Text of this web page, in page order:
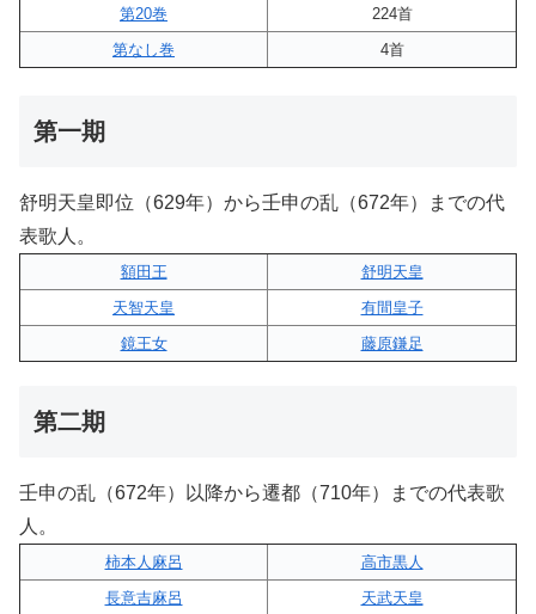
第20巻
224首
第なし巻
4首
第一期
舒明天皇即位（629年）から壬申の乱（672年）までの代
表歌人。
額田王
舒明天皇
天智天皇
有間皇子
鏡王女
藤原鎌足
第二期
壬申の乱（672年）以降から遷都（710年）までの代表歌
人。
柿本人麻呂
高市黒人
長意吉麻呂
天武天皇